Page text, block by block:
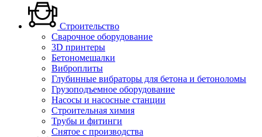
Строительство
Сварочное оборудование
3D принтеры
Бетономешалки
Виброплиты
Глубинные вибраторы для бетона и бетоноломы
Грузоподъемное оборудование
Насосы и насосные станции
Строительная химия
Трубы и фитинги
Снятое с производства